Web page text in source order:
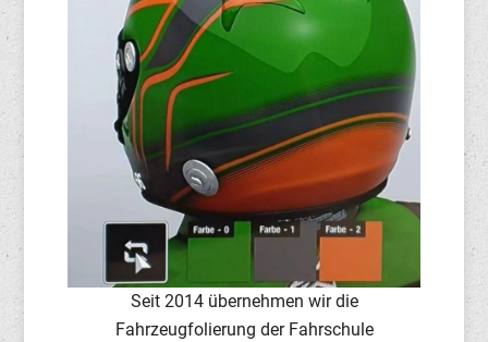
Seit 2014 übernehmen wir die
Fahrzeugfolierung der Fahrschule